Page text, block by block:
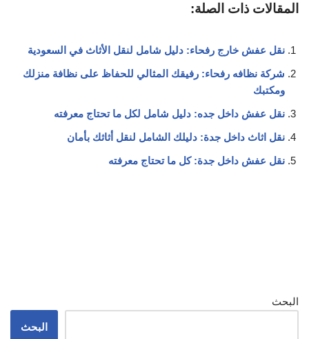
المقالات ذات الصلة:
نقل عفش خارج رفحاء: دليل شامل لنقل الأثاث في السعودية
شركة نظافه رفحاء: رفيقك المثالي للحفاظ على نظافة منزلك
ومكتبك
نقل عفش داخل جده: دليل شامل لكل ما تحتاج معرفته
نقل اثاث داخل جدة: دليلك الشامل لنقل أثاثك بأمان
نقل عفش داخل جدة: كل ما تحتاج معرفته
البحث
البحث